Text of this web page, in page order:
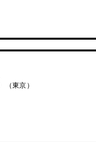
（東京）